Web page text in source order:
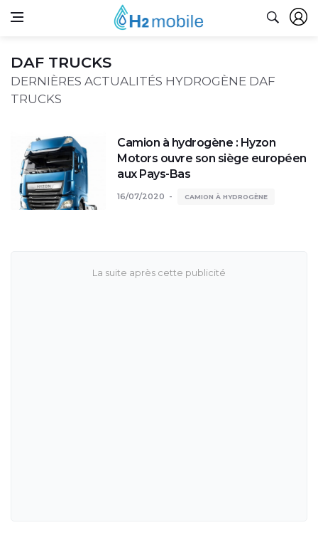
DAF TRUCKS
DERNIÈRES ACTUALITÉS HYDROGÈNE DAF
TRUCKS
Camion à hydrogène : Hyzon
Motors ouvre son siège européen
aux Pays-Bas
16/07/2020 CAMION À HYDROGÈNE